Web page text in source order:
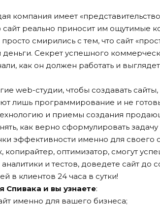
компания имеет
сайт реально приносит им ощутимые
смирились с тем, что сайт
Секрет успешного
как он должен работать и
web-студии, чтобы создавать
лишь программирование и не
и приемы создания
как верно сформулировать задачу
эффективности именно для своего
копирайтер, оптимизатор, смогут
и тестов, доведете сайт до
в клиентов 24 часа в сутки!
Спивака и вы узнаете:
именно для вашего бизнеса;